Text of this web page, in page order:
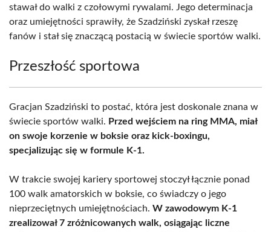
stawał do walki z czołowymi rywalami. Jego determinacja
oraz umiejętności sprawiły, że Szadziński zyskał rzeszę
fanów i stał się znaczącą postacią w świecie sportów walki.
Przeszłość sportowa
Gracjan Szadziński to postać, która jest doskonale znana w
świecie sportów walki. Przed wejściem na ring MMA, miał
on swoje korzenie w boksie oraz kick-boxingu,
specjalizując się w formule K-1.
W trakcie swojej kariery sportowej stoczył łącznie ponad
100 walk amatorskich w boksie, co świadczy o jego
nieprzeciętnych umiejętnościach. W zawodowym K-1
zrealizował 7 zróżnicowanych walk, osiągając liczne